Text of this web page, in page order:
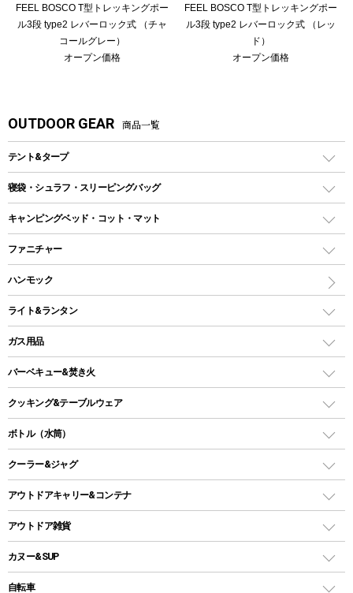
FEEL BOSCO T型トレッキングポー
ル3段 type2 レバーロック式 （チャ
コールグレー）
オープン価格
FEEL BOSCO T型トレッキングポー
ル3段 type2 レバーロック式 （レッ
ド）
オープン価格
OUTDOOR GEAR 商品一覧
テント&タープ
テント
ツールームテント
ワンポールテント
シェルターテント
ロッジ型・オリジナルテント
タープ
スクエアタープ（レクタタープ）
メッシュタープ
自立式タープ
パラソル
テントアクセサリー
ペグ
寝袋・シュラフ・スリーピングバッグ
レクタングラー型（封筒型）シュラフ
インナーシュラフ
キャンピングベッド・コット・マット
キャンピングベッド・コット
インフレータブルマット
ファニチャー
アウトドアテーブル
レジャーシート
ハンモック
ライト&ランタン
LEDランタン
ガスランタン
オイルランタン
LEDライト
ヘッドライト
キャンドル
ガス用品
ガスバーナー
ガス缶
ガストーチ、ライター
バーベキュー&焚き火
バーベキューコンロ、グリル
焚き火台タイプ（ロースタイル）グリル
卓上タイプグリル
パーティータイプグリル
鉄板、アミ
焚き火台&ストーブ
クッキング&テーブルウェア
ダッチオーブン
ホットサンドメーカー
クッカーセット
シェラカップ
クッキングツール
ボトル（水筒）
ステンレスボトル
コップ付きタイプ
ワンタッチタイプ
プラスチックボトル
ディズニーボトル
クーラー&ジャグ
クーラーボックス
クーラーバッグ
ウォータージャグ
アウトドアキャリー&コンテナ
アウトドアキャリー
アウトドア雑貨
バックパック&バッグ
カヌー&SUP
インフレータブル
自転車